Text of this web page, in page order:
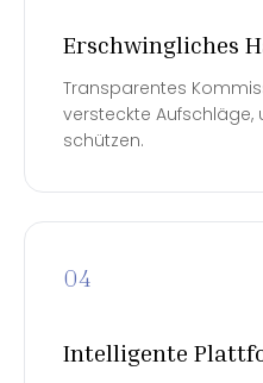
Erschwingliches
Transparentes
versteckte Aufschläge,
schützen.
04
Intelligente